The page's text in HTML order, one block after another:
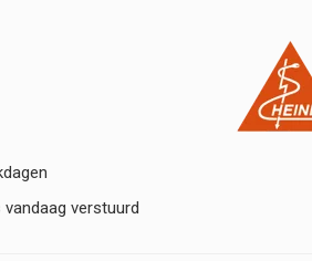
verstuurd